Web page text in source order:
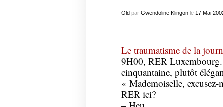
Old par Gwendoline Klingonle 17 Mai
Le traumatisme de la
9H00, RER
cinquantaine, plutôt
« Mademoiselle,
RER ici?